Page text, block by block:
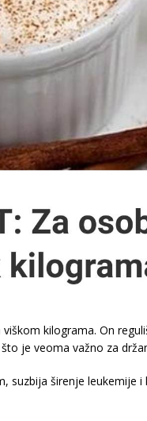
kilograma. On
je veoma važno za
suzbija širenje leukemije i